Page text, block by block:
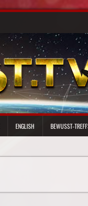
ENGLISH BEWUSST-TREFFS